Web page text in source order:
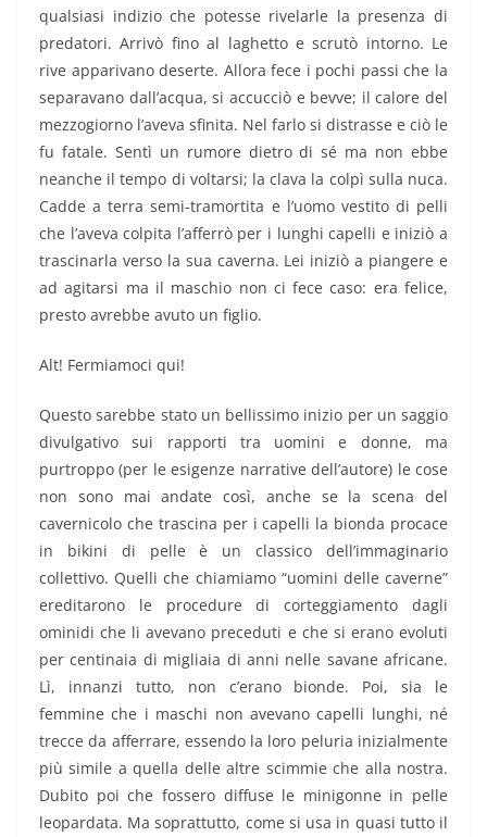
qualsiasi indizio che potesse rivelarle la presenza di
predatori. Arrivò fino al laghetto e scrutò intorno. Le
rive apparivano deserte. Allora fece i pochi passi che la
separavano dall’acqua, si accucciò e bevve; il calore del
mezzogiorno l’aveva sfinita. Nel farlo si distrasse e ciò le
fu fatale. Sentì un rumore dietro di sé ma non ebbe
neanche il tempo di voltarsi; la clava la colpì sulla nuca.
Cadde a terra semi-tramortita e l’uomo vestito di pelli
che l’aveva colpita l’afferrò per i lunghi capelli e iniziò a
trascinarla verso la sua caverna. Lei iniziò a piangere e
ad agitarsi ma il maschio non ci fece caso: era felice,
presto avrebbe avuto un figlio.
Alt! Fermiamoci qui!
Questo sarebbe stato un bellissimo inizio per un saggio
divulgativo sui rapporti tra uomini e donne, ma
purtroppo (per le esigenze narrative dell’autore) le cose
non sono mai andate così, anche se la scena del
cavernicolo che trascina per i capelli la bionda procace
in bikini di pelle è un classico dell’immaginario
collettivo. Quelli che chiamiamo “uomini delle caverne”
ereditarono le procedure di corteggiamento dagli
ominidi che li avevano preceduti e che si erano evoluti
per centinaia di migliaia di anni nelle savane africane.
Lì, innanzi tutto, non c’erano bionde. Poi, sia le
femmine che i maschi non avevano capelli lunghi, né
trecce da afferrare, essendo la loro peluria inizialmente
più simile a quella delle altre scimmie che alla nostra.
Dubito poi che fossero diffuse le minigonne in pelle
leopardata. Ma soprattutto, come si usa in quasi tutto il